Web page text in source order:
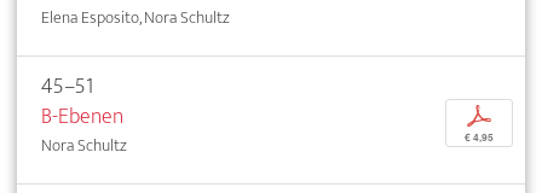
Elena Esposito, Nora Schultz
45–51
B-Ebenen
Nora Schultz
p
€ 4,95